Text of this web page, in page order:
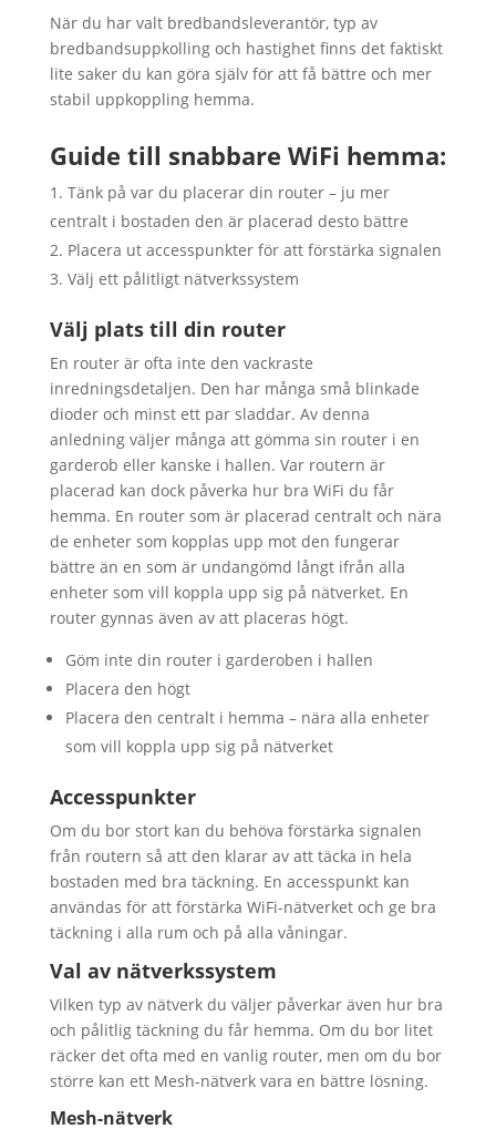
När du har valt bredbandsleverantör, typ av
bredbandsuppkolling och hastighet finns det faktiskt
lite saker du kan göra själv för att få bättre och mer
stabil uppkoppling hemma.
Guide till snabbare WiFi hemma:
Tänk på var du placerar din router – ju mer
centralt i bostaden den är placerad desto bättre
Placera ut accesspunkter för att förstärka signalen
Välj ett pålitligt nätverkssystem
Välj plats till din router
En router är ofta inte den vackraste
inredningsdetaljen. Den har många små blinkade
dioder och minst ett par sladdar. Av denna
anledning väljer många att gömma sin router i en
garderob eller kanske i hallen. Var routern är
placerad kan dock påverka hur bra WiFi du får
hemma. En router som är placerad centralt och nära
de enheter som kopplas upp mot den fungerar
bättre än en som är undangömd långt ifrån alla
enheter som vill koppla upp sig på nätverket. En
router gynnas även av att placeras högt.
Göm inte din router i garderoben i hallen
Placera den högt
Placera den centralt i hemma – nära alla enheter
som vill koppla upp sig på nätverket
Accesspunkter
Om du bor stort kan du behöva förstärka signalen
från routern så att den klarar av att täcka in hela
bostaden med bra täckning. En accesspunkt kan
användas för att förstärka WiFi-nätverket och ge bra
täckning i alla rum och på alla våningar.
Val av nätverkssystem
Vilken typ av nätverk du väljer påverkar även hur bra
och pålitlig täckning du får hemma. Om du bor litet
räcker det ofta med en vanlig router, men om du bor
större kan ett Mesh-nätverk vara en bättre lösning.
Mesh-nätverk